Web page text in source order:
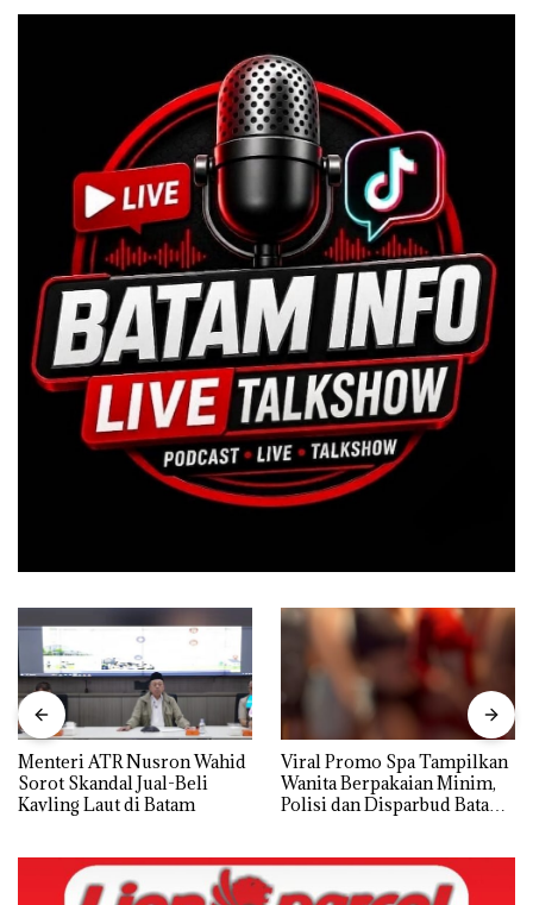
Menteri ATR Nusron Wahid
Sorot Skandal Jual-Beli
Kavling Laut di Batam
Viral Promo Spa Tampilkan
Wanita Berpakaian Minim,
Polisi dan Disparbud Batam